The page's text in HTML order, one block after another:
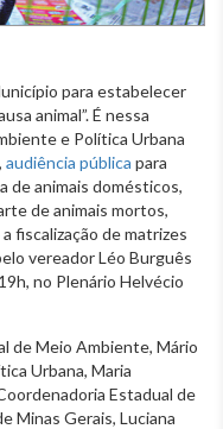
para estabelecer
animal”. É nessa
e Política Urbana
audiência pública para
de animais domésticos,
de animais mortos,
fiscalização de matrizes
vereador Léo Burguês
no Plenário Helvécio
de Meio Ambiente, Mário
Urbana, Maria
Estadual de
Minas Gerais, Luciana